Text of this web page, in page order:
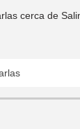
cerca de